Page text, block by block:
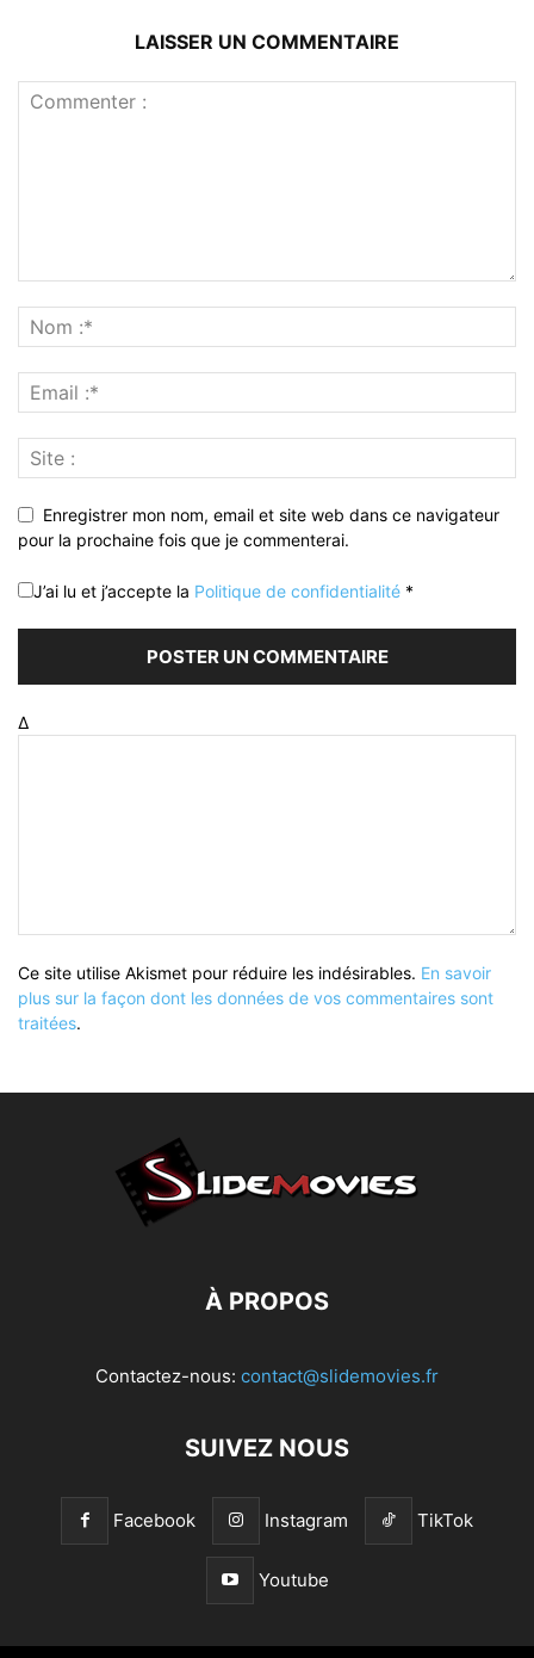
LAISSER UN COMMENTAIRE
Enregistrer mon nom, email et site web dans ce navigateur
pour la prochaine fois que je commenterai.
J’ai lu et j’accepte la Politique de confidentialité *
Δ
Ce site utilise Akismet pour réduire les indésirables. En savoir
plus sur la façon dont les données de vos commentaires sont
traitées.
À PROPOS
Contactez-nous: contact@slidemovies.fr
SUIVEZ NOUS
Facebook Instagram TikTok
Youtube